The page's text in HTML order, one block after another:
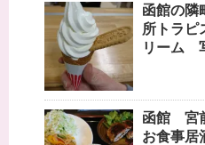
函館の隣
所トラ
リーム
函館 宮
お食事